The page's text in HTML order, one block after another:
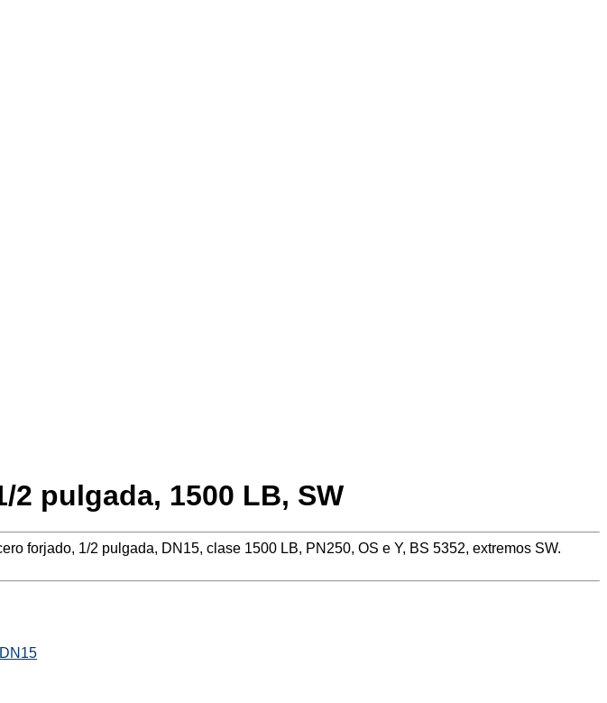
2 pulgada, 1500 LB, SW
forjado, 1/2 pulgada, DN15, clase 1500 LB, PN250, OS e Y, BS 5352, extremos SW.